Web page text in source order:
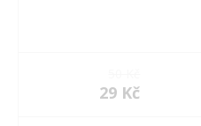
29 Kč